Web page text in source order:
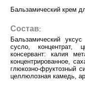
Бальзамический крем
Состав:
Бальзамический
сусло, концентрат,
консервант: калия
концентрированное,
глюкозно-фруктозный
целлюлозная камедь,